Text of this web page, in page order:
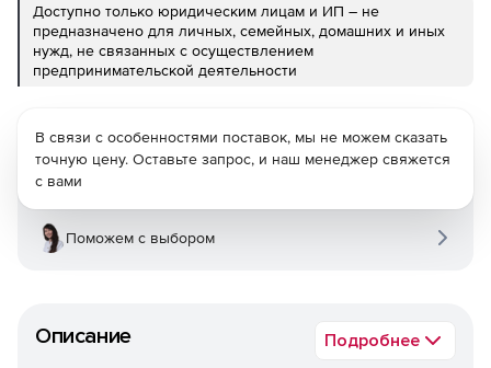
Доступно только юридическим лицам и ИП – не
предназначено для личных, семейных, домашних и иных
нужд, не связанных с осуществлением
предпринимательской деятельности
Описание Подробнее
В связи с особенностями поставок, мы не можем сказать
точную цену. Оставьте запрос, и наш менеджер свяжется
с вами
Поможем с выбором